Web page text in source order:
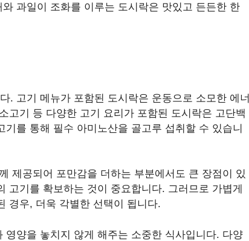
과일이 조화를 이루는 도시락은 맛있고 든든한 한
. 고기 메뉴가 포함된 도시락은 운동으로 소모한 에너
고기 등 다양한 고기 요리가 포함된 도시락은 고단백
를 통해 필수 아미노산을 골고루 섭취할 수 있습니
제공되어 포만감을 더하는 부분에서도 큰 장점이 있
기를 확보하는 것이 중요합니다. 그러므로 가볍게
경우, 더욱 각별한 선택이 됩니다.
양을 놓치지 않게 해주는 소중한 식사입니다. 다양